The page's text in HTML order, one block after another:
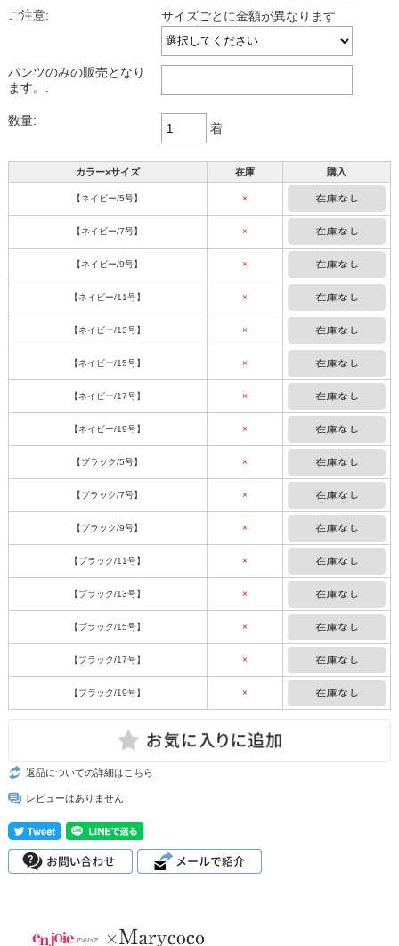
ご注意:
サイズごとに金額が異なります
パンツのみの販売となり
ます。:
数量:
着
カラー×サイズ 在庫 購入
【ネイビー/5号】 ×
【ネイビー/7号】 ×
【ネイビー/9号】 ×
【ネイビー/11号】 ×
【ネイビー/13号】 ×
【ネイビー/15号】 ×
【ネイビー/17号】 ×
【ネイビー/19号】 ×
【ブラック/5号】 ×
【ブラック/7号】 ×
【ブラック/9号】 ×
【ブラック/11号】 ×
【ブラック/13号】 ×
【ブラック/15号】 ×
【ブラック/17号】 ×
【ブラック/19号】 ×
返品についての詳細はこちら
レビューはありません